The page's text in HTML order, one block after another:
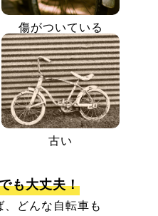
傷がついている
古い
も大丈夫！
どんな自転車も